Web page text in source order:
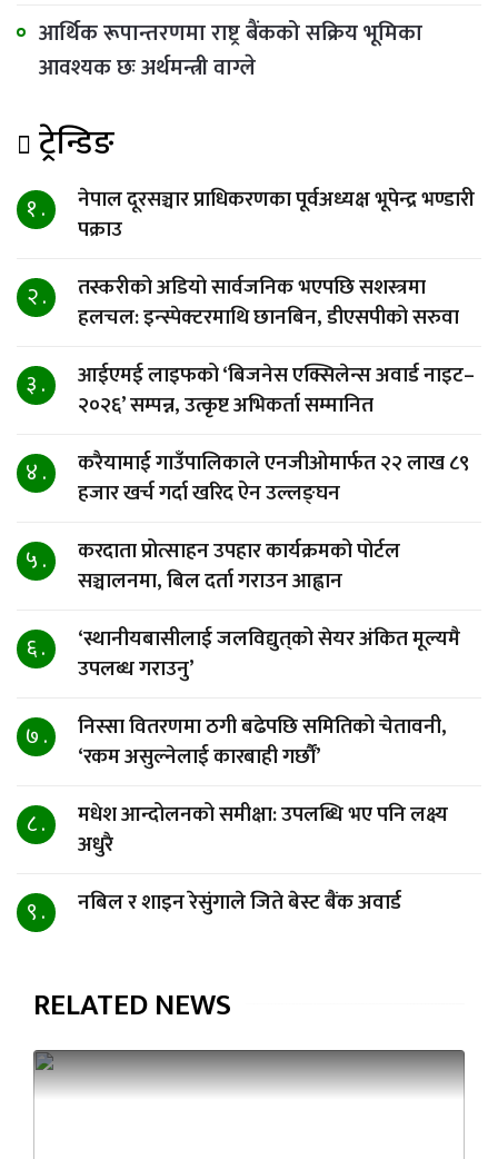
आर्थिक रूपान्तरणमा राष्ट्र बैंकको सक्रिय भूमिका
आवश्यक छः अर्थमन्त्री वाग्ले
ट्रेन्डिङ
१ .
नेपाल दूरसञ्चार प्राधिकरणका पूर्वअध्यक्ष भूपेन्द्र भण्डारी
पक्राउ
२ .
तस्करीको अडियो सार्वजनिक भएपछि सशस्त्रमा
हलचल: इन्स्पेक्टरमाथि छानबिन, डीएसपीको सरुवा
३ .
आईएमई लाइफको ‘बिजनेस एक्सिलेन्स अवार्ड नाइट–
२०२६’ सम्पन्न, उत्कृष्ट अभिकर्ता सम्मानित
४ .
करैयामाई गाउँपालिकाले एनजीओमार्फत २२ लाख ८९
हजार खर्च गर्दा खरिद ऐन उल्लङ्घन
५ .
करदाता प्रोत्साहन उपहार कार्यक्रमको पोर्टल
सञ्चालनमा, बिल दर्ता गराउन आह्वान
६ .
‘स्थानीयबासीलाई जलविद्युत्‌को सेयर अंकित मूल्यमै
उपलब्ध गराउनु’
७ .
निस्सा वितरणमा ठगी बढेपछि समितिको चेतावनी,
‘रकम असुल्नेलाई कारबाही गर्छाैं’
८ .
मधेश आन्दोलनको समीक्षा: उपलब्धि भए पनि लक्ष्य
अधुरै
९ . नबिल र शाइन रेसुंगाले जिते बेस्ट बैंक अवार्ड
RELATED NEWS